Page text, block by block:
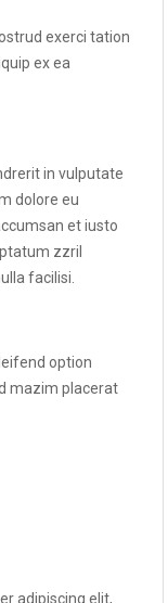
exerci tation
ex ea
in vulputate
dolore eu
et iusto
zzril
facilisi.
option
mazim placerat
adipiscing elit,